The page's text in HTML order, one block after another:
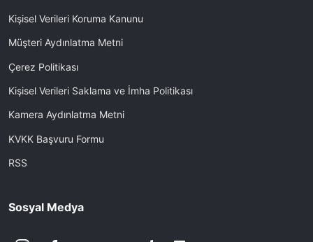
Kişisel Verileri Koruma Kanunu
Müşteri Aydınlatma Metni
Çerez Politikası
Kişisel Verileri Saklama ve İmha Politikası
Kamera Aydınlatma Metni
KVKK Başvuru Formu
RSS
Sosyal Medya